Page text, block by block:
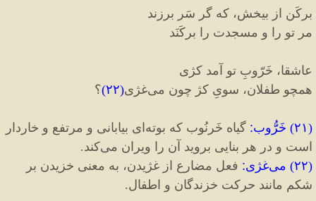
برکَن از بیخش، که گر سَر برزند
مر تو را و مسجدت را برکَنَد
عاشقا، خَرّوبِ تو آمد کژی
همچو طفلان، سویِ کژ چون می‌غژی(۲۲)؟
(۲۱) خَرُّوب: گیاه خَرنُوب که بوته‌ای بیابانی و مرتفع و خاردار
است و در هر بنایی بروید آن را ویران می‌کند.
(۲۲) می‌غژی: فعل مضارع از غژیدن، به معنی خزیدن بر
شکم مانند حرکت خزندگان و اطفال.